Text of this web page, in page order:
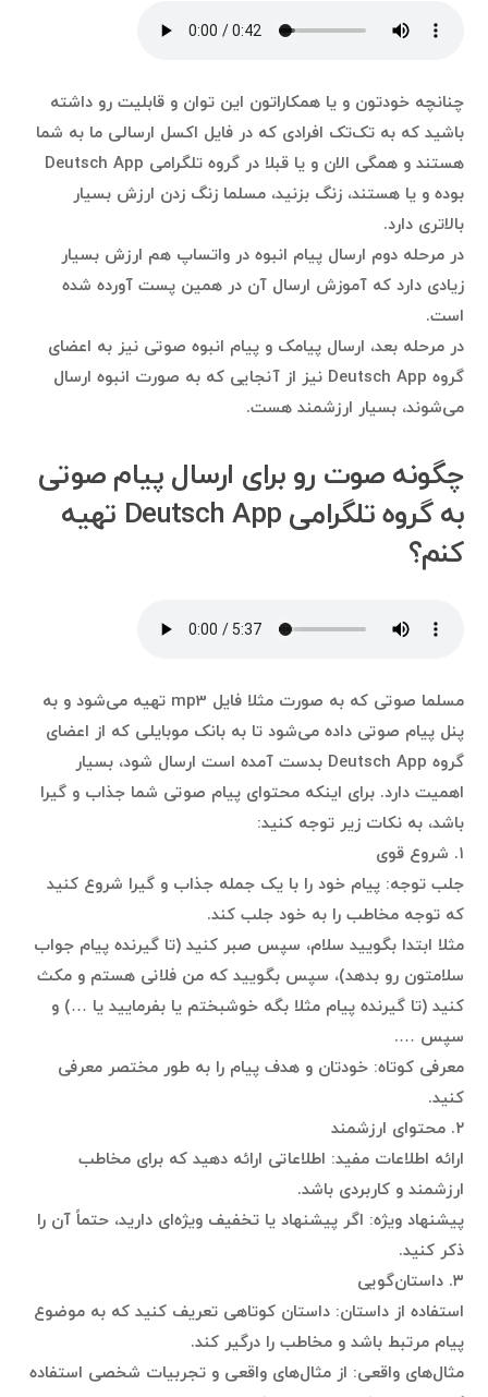
چنانچه خودتون و یا همکاراتون این توان و قابلیت رو داشته
باشید که به تک‌تک افرادی که در فایل اکسل ارسالی ما به شما
هستند و همگی الان و یا قبلا در گروه تلگرامی Deutsch App
بوده و یا هستند، زنگ بزنید، مسلما زنگ زدن ارزش بسیار
بالاتری دارد.
در مرحله دوم ارسال پیام انبوه در واتساپ هم ارزش بسیار
زیادی دارد که آموزش ارسال آن در همین پست آورده شده
است.
در مرحله بعد، ارسال پیامک و پیام انبوه صوتی نیز به اعضای
گروه Deutsch App نیز از آنجایی که به صورت انبوه ارسال
می‌شوند، بسیار ارزشمند هست.
چگونه صوت رو برای ارسال پیام صوتی
به گروه تلگرامی Deutsch App تهیه
کنم؟
مسلما صوتی که به صورت مثلا فایل mp3 تهیه می‌شود و به
پنل پیام صوتی داده می‌شود تا به بانک موبایلی که از اعضای
گروه Deutsch App بدست آمده است ارسال شود، بسیار
اهمیت دارد. برای اینکه محتوای پیام صوتی شما جذاب و گیرا
باشد، به نکات زیر توجه کنید:
۱. شروع قوی
جلب توجه: پیام خود را با یک جمله جذاب و گیرا شروع کنید
که توجه مخاطب را به خود جلب کند.
مثلا ابتدا بگویید سلام، سپس صبر کنید (تا گیرنده پیام جواب
سلامتون رو بدهد)، سپس بگویید که من فلانی هستم و مکث
کنید (تا گیرنده پیام مثلا بگه خوشبختم یا بفرمایید یا …) و
سپس ….
معرفی کوتاه: خودتان و هدف پیام را به طور مختصر معرفی
کنید.
۲. محتوای ارزشمند
ارائه اطلاعات مفید: اطلاعاتی ارائه دهید که برای مخاطب
ارزشمند و کاربردی باشد.
پیشنهاد ویژه: اگر پیشنهاد یا تخفیف ویژه‌ای دارید، حتماً آن را
ذکر کنید.
۳. داستان‌گویی
استفاده از داستان: داستان کوتاهی تعریف کنید که به موضوع
پیام مرتبط باشد و مخاطب را درگیر کند.
مثال‌های واقعی: از مثال‌های واقعی و تجربیات شخصی استفاده